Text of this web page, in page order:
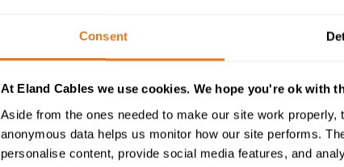
Consent
At Eland Cables we use cookies. We hope you're ok with
Aside from the ones needed to make our site work
anonymous data helps us monitor how our site performs.
personalise content, provide social media features, and